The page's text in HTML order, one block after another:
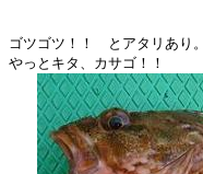
ゴツゴツ！！　とアタリあ
やっとキタ、カサゴ！！